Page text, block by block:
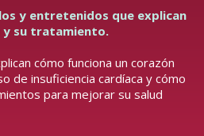
y entretenidos que explican
y su tratamiento.
cómo funciona un corazón
de insuficiencia cardíaca y cómo
para mejorar su salud